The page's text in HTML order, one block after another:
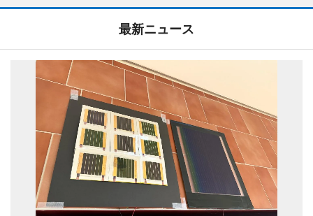
最新ニュース